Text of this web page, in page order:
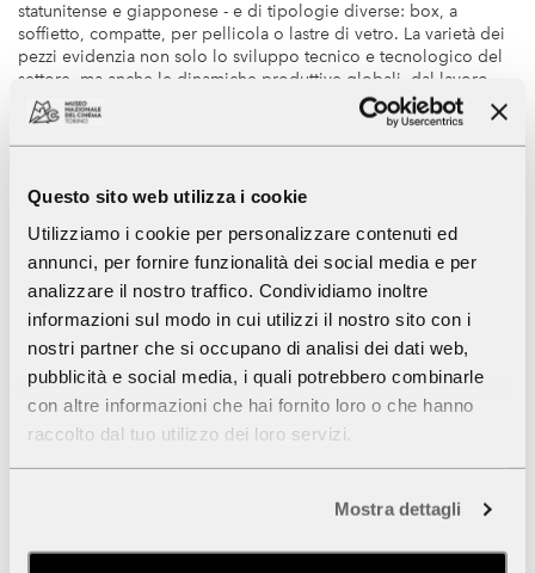
Questo sito web utilizza i cookie
Utilizziamo i cookie per personalizzare contenuti ed
annunci, per fornire funzionalità dei social media e per
analizzare il nostro traffico. Condividiamo inoltre
informazioni sul modo in cui utilizzi il nostro sito con i
nostri partner che si occupano di analisi dei dati web,
pubblicità e social media, i quali potrebbero combinarle
con altre informazioni che hai fornito loro o che hanno
raccolto dal tuo utilizzo dei loro servizi.
Mostra dettagli
statunitense e giapponese - e di tipologie diverse: box, a
soffietto, compatte, per pellicola o lastre di vetro. La varietà dei
pezzi evidenzia non solo lo sviluppo tecnico e tecnologico del
settore, ma anche le dinamiche produttive globali, dal lavoro
artigianale alla produzione industriale, passando per
l'importanza dei brevetti e della qualità.
Cineamatore, raccolse apparecchi che documentano il cinema
domestico, andando oltre le sole cineprese. Il suo interesse lo
portò inoltre a collezionare strumenti legati alla storia della
proiezione, come le lanterne magiche.
Lasciati guidare alla scoperta della collezione:
scegli ilpercorsoe inizia l’esplorazione
marchi
formati
Scarica qui ilpdfdella collezione